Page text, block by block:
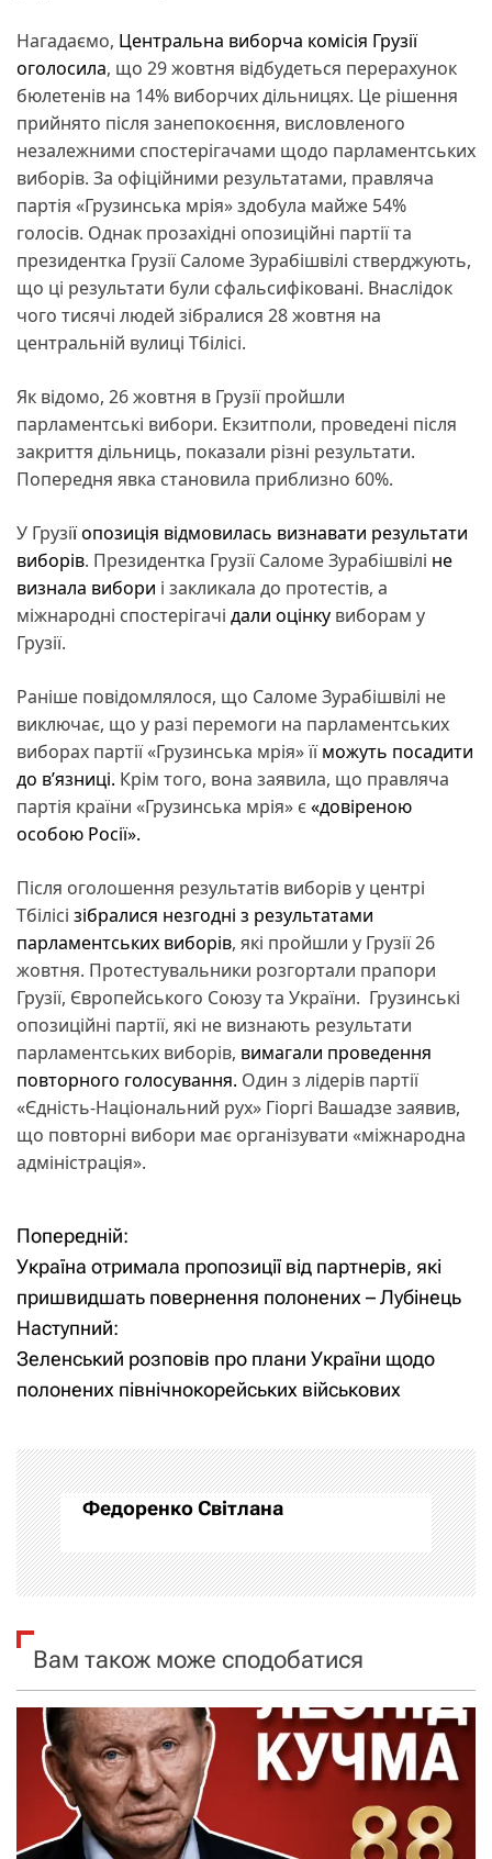
Нагадаємо, Центральна виборча комісія Грузії
оголосила, що 29 жовтня відбудеться перерахунок
бюлетенів на 14% виборчих дільницях. Це рішення
прийнято після занепокоєння, висловленого
незалежними спостерігачами щодо парламентських
виборів. За офіційними результатами, правляча
партія «Грузинська мрія» здобула майже 54%
голосів. Однак прозахідні опозиційні партії та
президентка Грузії Саломе Зурабішвілі стверджують,
що ці результати були сфальсифіковані. Внаслідок
чого тисячі людей зібралися 28 жовтня на
центральній вулиці Тбілісі.
Як відомо, 26 жовтня в Грузії пройшли
парламентські вибори. Екзитполи, проведені після
закриття дільниць, показали різні результати.
Попередня явка становила приблизно 60%.
У Грузії опозиція відмовилась визнавати результати
виборів. Президентка Грузії Саломе Зурабішвілі не
визнала вибори і закликала до протестів, а
міжнародні спостерігачі дали оцінку виборам у
Грузії.
Раніше повідомлялося, що Саломе Зурабішвілі не
виключає, що у разі перемоги на парламентських
виборах партії «Грузинська мрія» їїможуть посадити
до в’язниці. Крім того, вона заявила, що правляча
партія країни «Грузинська мрія» є«довіреною
особою Росії».
Після оголошення результатів виборів у центрі
Тбілісі зібралися незгодні з результатами
парламентських виборів, які пройшли у Грузії 26
жовтня. Протестувальники розгортали прапори
Грузії, Європейського Союзу та України. Грузинські
опозиційні партії, які не визнають результати
парламентських виборів, вимагали проведення
повторного голосування. Один з лідерів партії
«Єдність-Національний рух» Гіоргі Вашадзе заявив,
що повторні вибори має організувати «міжнародна
адміністрація».
Н
а
в
і
а
ц
і
а
Попередній:
Україна отримала пропозиції від партнерів, які
пришвидшать повернення полонених – Лубінець
Наступний:
Зеленський розповів про плани України щодо
полонених північнокорейських військових
Федоренко Світлана
Вам також може сподобатися